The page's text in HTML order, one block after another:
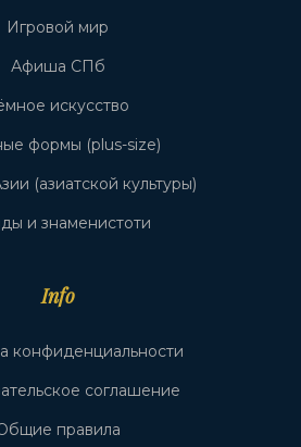
Игровой мир
Афиша СПб
искусство
формы (plus-size)
(азиатской культуры)
и знаменистоти
Info
конфиденциальности
соглашение
правила